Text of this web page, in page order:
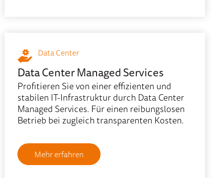
Data Center
Data Center Managed Services
Profitieren Sie von einer effizienten und
stabilen IT-Infrastruktur durch Data Center
Managed Services. Für einen reibungslosen
Betrieb bei zugleich transparenten Kosten.
Mehr erfahren